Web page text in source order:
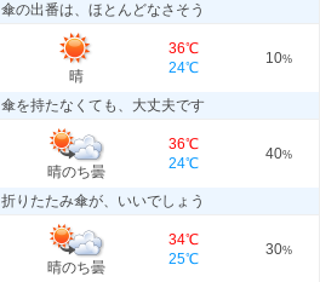
傘の出番は、ほとんどなさそう
晴
36℃
24℃
10%
傘を持たなくても、大丈夫です
晴のち曇
36℃
24℃
40%
折りたたみ傘が、いいでしょう
晴のち曇
34℃
25℃
30%